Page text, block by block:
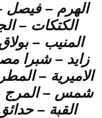
الهرم – فيصل
الكتكات –
المنيب –
زايد – شبرا
الاميرية –
شمس – المرج
القبة –